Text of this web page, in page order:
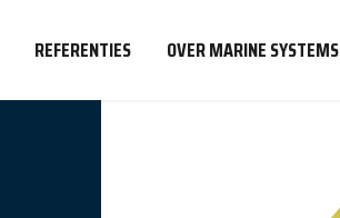
REFERENTIES OVER MARINE SYSTEMS